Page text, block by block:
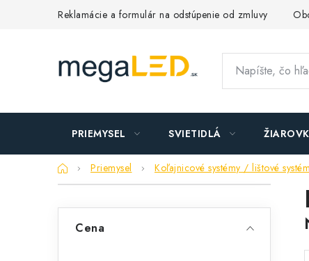
Reklamácie a formulár na odstúpenie od zmluvy
PRIEMYSEL SVIETIDLÁ
DomovPriemysel Koľajnicové systémy / lištové
B
Cena